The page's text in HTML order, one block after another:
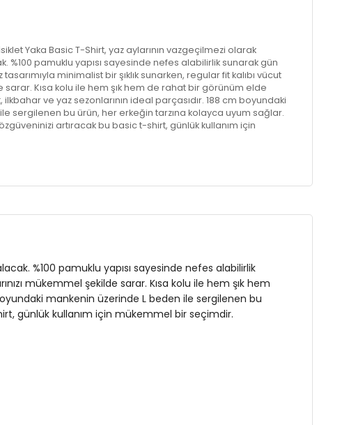
Yaka Basic T-Shirt, yaz aylarının vazgeçilmezi olarak
%100 pamuklu yapısı sayesinde nefes alabilirlik sunarak gün
minimalist bir şıklık sunarken, regular fit kalıbı vücut
sarar. Kısa kolu ile hem şık hem de rahat bir görünüm elde
ve yaz sezonlarının ideal parçasıdır. 188 cm boyundaki
sergilenen bu ürün, her erkeğin tarzına kolayca uyum sağlar.
artıracak bu basic t-shirt, günlük kullanım için
%100 pamuklu yapısı sayesinde nefes alabilirlik
mükemmel şekilde sarar. Kısa kolu ile hem şık hem
mankenin üzerinde L beden ile sergilenen bu
günlük kullanım için mükemmel bir seçimdir.